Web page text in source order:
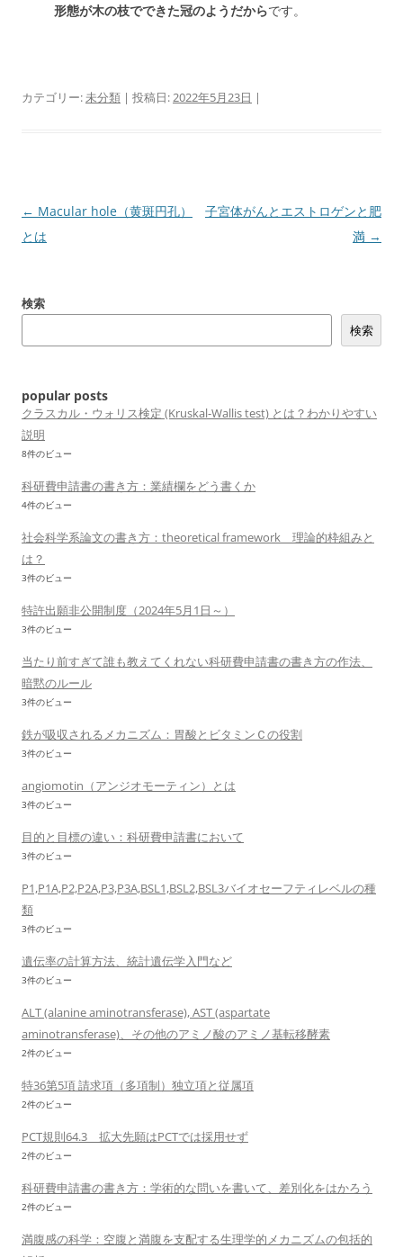
形態が木の枝でできた冠のようだからです。
カテゴリー:未分類 | 投稿日:2022年5月23日 |
投
稿
ゲ
ン
← Macular hole（黄斑円孔）
とは
子宮体がんとエストロゲンと肥
満 →
検索
検索
popular posts
クラスカル・ウォリス検定 (Kruskal-Wallis test) とは？わかりやすい
説明
8件のビュー
科研費申請書の書き方：業績欄をどう書くか
4件のビュー
社会科学系論文の書き方：theoretical framework 理論的枠組みと
は？
3件のビュー
特許出願非公開制度（2024年5月1日～）
3件のビュー
当たり前すぎて誰も教えてくれない科研費申請書の書き方の作法、
暗黙のルール
3件のビュー
鉄が吸収されるメカニズム：胃酸とビタミンＣの役割
3件のビュー
angiomotin（アンジオモーティン）とは
3件のビュー
目的と目標の違い：科研費申請書において
3件のビュー
P1,P1A,P2,P2A,P3,P3A,BSL1,BSL2,BSL3バイオセーフティレベルの種
類
3件のビュー
遺伝率の計算方法、統計遺伝学入門など
3件のビュー
ALT (alanine aminotransferase), AST (aspartate
aminotransferase)、その他のアミノ酸のアミノ基転移酵素
2件のビュー
特36第5項 請求項（多項制）独立項と従属項
2件のビュー
PCT規則64.3 拡大先願はPCTでは採用せず
2件のビュー
科研費申請書の書き方：学術的な問いを書いて、差別化をはかろう
2件のビュー
満腹感の科学：空腹と満腹を支配する生理学的メカニズムの包括的